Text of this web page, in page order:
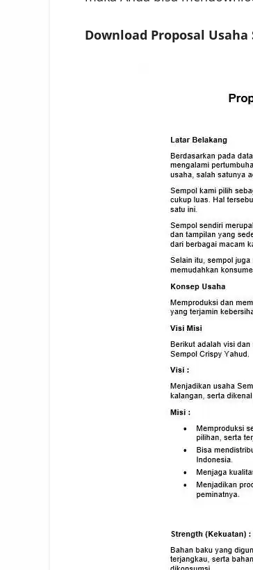
Download Proposal Usaha